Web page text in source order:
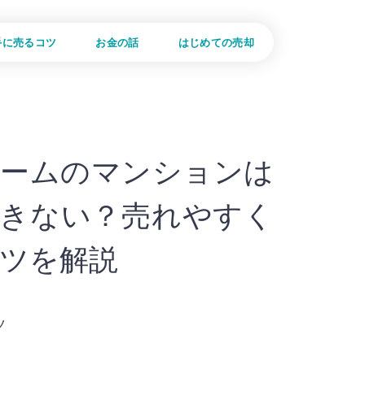
売るコツ お金の話 はじめての売却
ムのマンションは
ない？売れやすく
を解説